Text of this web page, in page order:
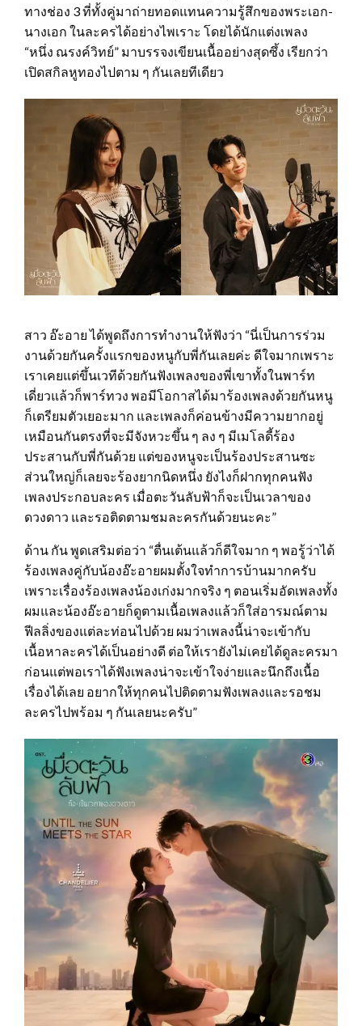
ทางช่อง 3 ที่ทั้งคู่มาถ่ายทอดแทนความรู้สึกของพระเอก-
นางเอก ในละครได้อย่างไพเราะ โดยได้นักแต่งเพลง
“หนึ่ง ณรงค์วิทย์” มาบรรจงเขียนเนื้ออย่างสุดซึ้ง เรียกว่า
เปิดสกิลหูทองไปตาม ๆ กันเลยทีเดียว
สาว อ๊ะอาย ได้พูดถึงการทำงานให้ฟังว่า “นี่เป็นการร่วม
งานด้วยกันครั้งแรกของหนูกับพี่กันเลยค่ะ ดีใจมากเพราะ
เราเคยแต่ขึ้นเวทีด้วยกันฟังเพลงของพี่เขาทั้งในพาร์ท
เดี่ยวแล้วก็พาร์ทวง พอมีโอกาสได้มาร้องเพลงด้วยกันหนู
ก็เตรียมตัวเยอะมาก และเพลงก็ค่อนข้างมีความยากอยู่
เหมือนกันตรงที่จะมีจังหวะขึ้น ๆ ลง ๆ มีเมโลดี้ร้อง
ประสานกับพี่กันด้วย แต่ของหนูจะเป็นร้องประสานซะ
ส่วนใหญ่ก็เลยจะร้องยากนิดหนึ่ง ยังไงก็ฝากทุกคนฟัง
เพลงประกอบละคร เมื่อตะวันลับฟ้าก็จะเป็นเวลาของ
ดวงดาว และรอติดตามชมละครกันด้วยนะคะ”
ด้าน กัน พูดเสริมต่อว่า “ตื่นเต้นแล้วก็ดีใจมาก ๆ พอรู้ว่าได้
ร้องเพลงคู่กับน้องอ๊ะอายผมตั้งใจทำการบ้านมากครับ
เพราะเรื่องร้องเพลงน้องเก่งมากจริง ๆ ตอนเริ่มอัดเพลงทั้ง
ผมและน้องอ๊ะอายก็ดูตามเนื้อเพลงแล้วก็ใส่อารมณ์ตาม
ฟีลลิ่งของแต่ละท่อนไปด้วย ผมว่าเพลงนี้น่าจะเข้ากับ
เนื้อหาละครได้เป็นอย่างดี ต่อให้เรายังไม่เคยได้ดูละครมา
ก่อนแต่พอเราได้ฟังเพลงน่าจะเข้าใจง่ายและนึกถึงเนื้อ
เรื่องได้เลย อยากให้ทุกคนไปติดตามฟังเพลงและรอชม
ละครไปพร้อม ๆ กันเลยนะครับ”